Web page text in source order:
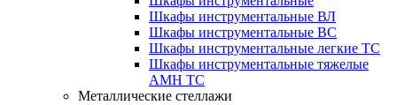
Шкафы инструментальные ВЛ
Шкафы инструментальные ВС
Шкафы инструментальные легкие ТС
Шкафы инструментальные тяжелые
AMH TC
Металлические стеллажи